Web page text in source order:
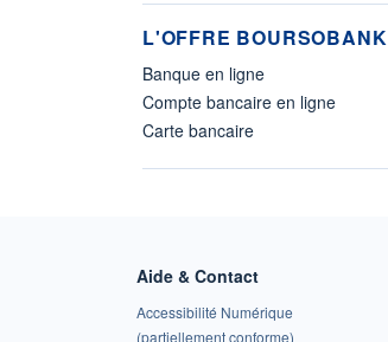
L'OFFRE BOURSOBANK
Banque en ligne
Compte bancaire en ligne
Carte bancaire
Aide & Contact
Accessibilité Numérique
(partiellement conforme)